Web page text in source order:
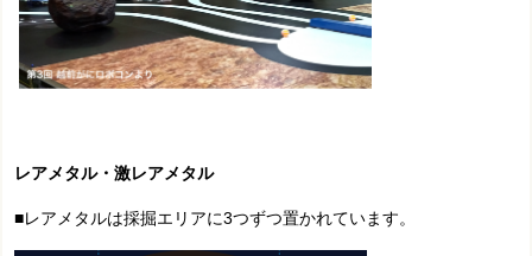
レアメタル・激レアメタル
■レアメタルは採掘エリアに3つずつ置かれています。